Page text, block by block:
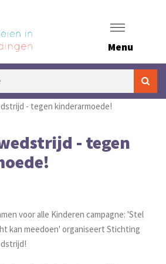
Menu
- tegen kinderarmoede!
- tegen
voor alle Kinderen campagne: 'Stel
kan meedoen' organiseert Stichting